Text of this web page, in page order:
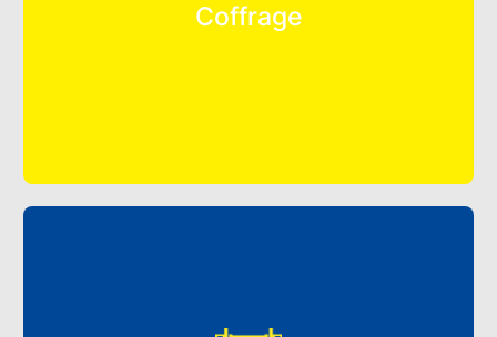
Coffrage